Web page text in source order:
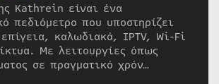
Kathrein είναι ένα
πεδιόμετρο που υποστηρίζει
καλωδιακά, IPTV, Wi-Fi
Με λειτουργίες όπως
σε πραγματικό χρόν…